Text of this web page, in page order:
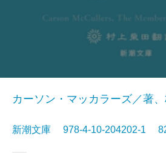
カーソン・マッカラーズ／著
新潮文庫 978-4-10-204202-1